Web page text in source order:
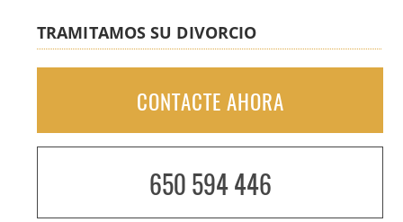
TRAMITAMOS SU DIVORCIO
CONTACTE AHORA
650 594 446